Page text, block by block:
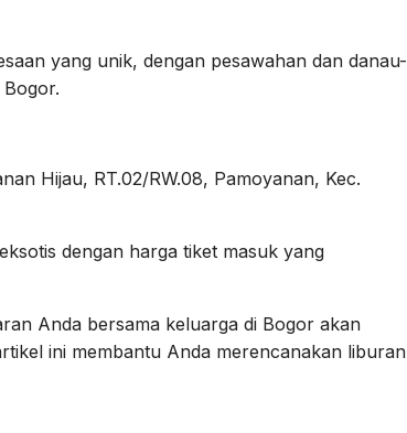
yang unik, dengan pesawahan dan danau-
Hijau, RT.02/RW.08, Pamoyanan, Kec.
dengan harga tiket masuk yang
Anda bersama keluarga di Bogor akan
ini membantu Anda merencanakan liburan